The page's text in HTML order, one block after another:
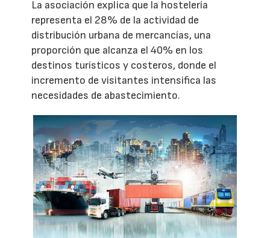
La asociación explica que la hostelería
representa el 28% de la actividad de
distribución urbana de mercancías, una
proporción que alcanza el 40% en los
destinos turísticos y costeros, donde el
incremento de visitantes intensifica las
necesidades de abastecimiento.